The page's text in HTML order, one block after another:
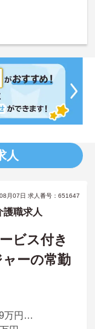
人
月07日 求人番号：651647
護職求人
ビス付き
ーの常勤
月収 23.9万円～23.9万円程度